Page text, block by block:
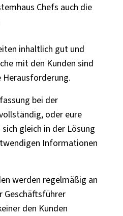
Chefs auch die
inhaltlich gut und
mit den Kunden sind
bei der
oder eure
gleich in der Lösung
Informationen
werden regelmäßig an
Geschäftsführer
den Kunden